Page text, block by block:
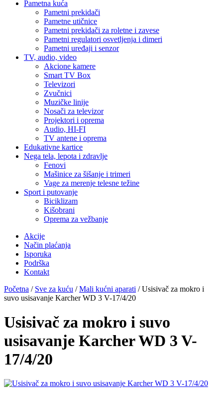
Pametna kuća
Pametni prekidači
Pametne utičnice
Pametni prekidači za roletne i zavese
Pametni regulatori osvetljenja i dimeri
Pametni uređaji i senzor
TV, audio, video
Akcione kamere
Smart TV Box
Televizori
Zvučnici
Muzičke linije
Nosači za televizor
Projektori i oprema
Audio, HI-FI
TV antene i oprema
Edukativne kartice
Nega tela, lepota i zdravlje
Fenovi
Mašinice za šišanje i trimeri
Vage za merenje telesne težine
Sport i putovanje
Biciklizam
Kišobrani
Oprema za vežbanje
Akcije
Način plaćanja
Isporuka
Podrška
Kontakt
Početna / Sve za kuću /Mali kućni aparati / Usisivač za mokro i
suvo usisavanje Karcher WD 3 V-17/4/20
Usisivač za mokro i suvo
usisavanje Karcher WD 3 V-
17/4/20